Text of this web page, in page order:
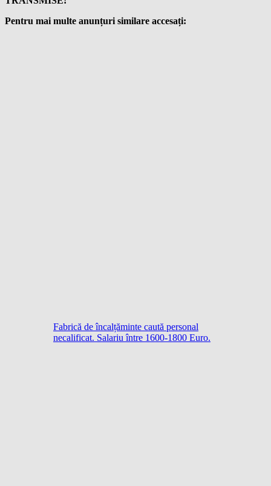
Pentru mai multe anunțuri similare accesați:
Fabrică de încalțăminte caută personal
necalificat. Salariu între 1600-1800 Euro.